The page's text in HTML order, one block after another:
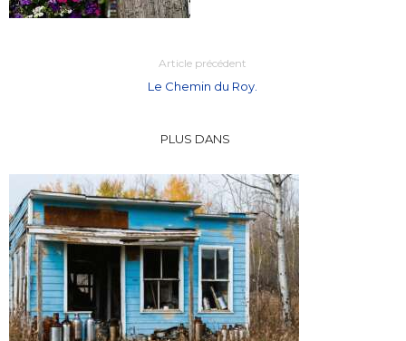
Article précédent
Le Chemin du Roy.
PLUS DANS